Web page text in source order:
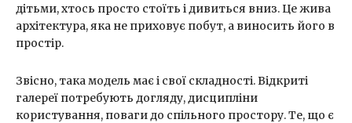
дітьми, хтось просто стоїть і дивиться вниз. Це жива
архітектура, яка не приховує побут, а виносить його в
простір.
Звісно, така модель має і свої складності. Відкриті
галереї потребують догляду, дисципліни
користування, поваги до спільного простору. Те, що є